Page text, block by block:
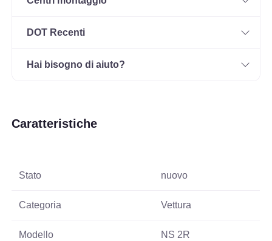
DOT Recenti
Hai bisogno di aiuto?
Caratteristiche
Stato nuovo
Categoria Vettura
Modello NS 2R